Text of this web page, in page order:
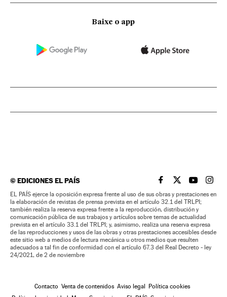
Baixe o app
©EDICIONES EL PAÍS EL PAÍS BRASIL EN
EL PAÍSEL PAÍS
EL
EL PAÍS ejerce la oposición expresa frente al uso de sus obras y prestaciones en
la elaboración de revistas de prensa prevista en el artículo 32.1 del TRLPI;
también realiza la reserva expresa frente a la reproducción, distribución y
comunicación pública de sus trabajos y artículos sobre temas de actualidad
prevista en el artículo 33.1 del TRLPI; y, asimismo, realiza una reserva expresa
de las reproducciones y usos de las obras y otras prestaciones accesibles desde
este sitio web a medios de lectura mecánica u otros medios que resulten
adecuados a tal fin de conformidad con el artículo 67.3 del Real Decreto - ley
24/2021, de 2 de noviembre
Contacto Venta de contenidos Aviso legal
Política cookies